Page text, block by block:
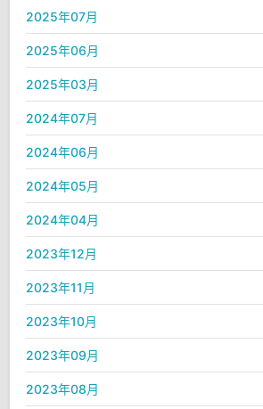
2025年07月
2025年06月
2025年03月
2024年07月
2024年06月
2024年05月
2024年04月
2023年12月
2023年11月
2023年10月
2023年09月
2023年08月